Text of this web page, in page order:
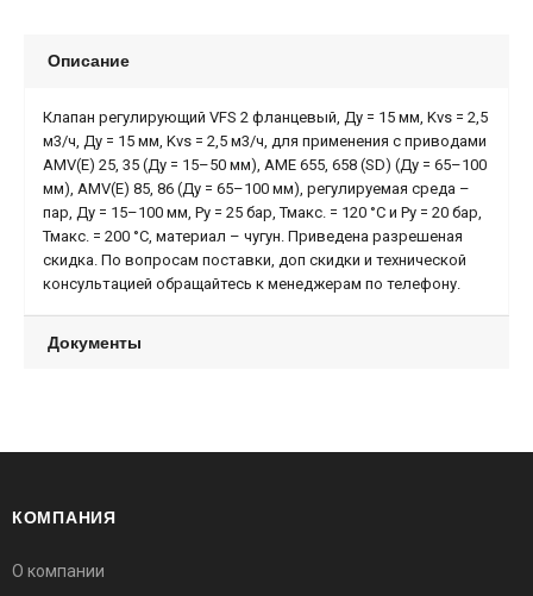
Описание
Клапан регулирующий VFS 2 фланцевый, Ду = 15 мм, Kvs = 2,5
м3/ч, Ду = 15 мм, Kvs = 2,5 м3/ч, для применения с приводами
AMV(Е) 25, 35 (Ду = 15–50 мм), AME 655, 658 (SD) (Ду = 65–100
мм), AMV(Е) 85, 86 (Ду = 65–100 мм), регулируемая среда –
пар, Ду = 15–100 мм, Ру = 25 бар, Тмакс. = 120 °С и Ру = 20 бар,
Тмакс. = 200 °С, материал – чугун. Приведена разрешеная
скидка. По вопросам поставки, доп скидки и технической
консультацией обращайтесь к менеджерам по телефону.
Документы
КОМПАНИЯ
О компании